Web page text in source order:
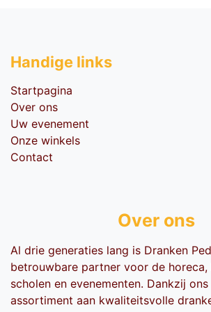
Handige li​nks
Startpagina
Over ons
Uw evenement
Onze winkels
Contact
Over ons
Al drie generaties lang is Dranken
betrouwbare partner voor de horeca,
scholen en evenementen. Dankzij
assortiment aan kwaliteitsvolle